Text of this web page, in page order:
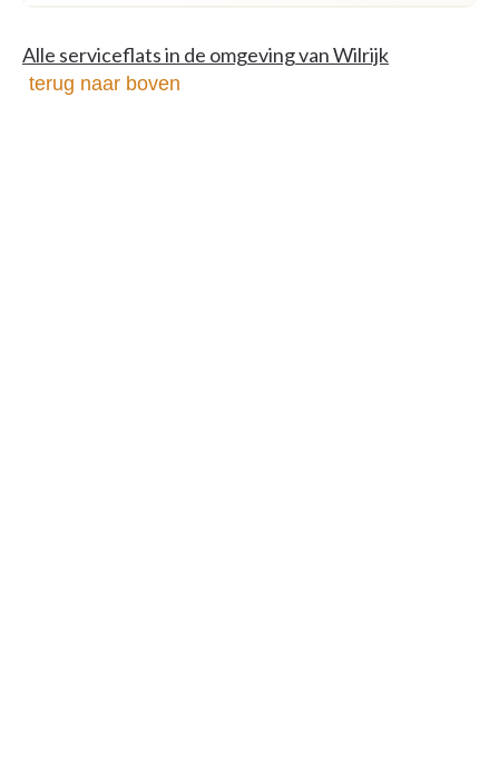
Alle serviceflats in de omgeving van Wilrijk
terug naar boven